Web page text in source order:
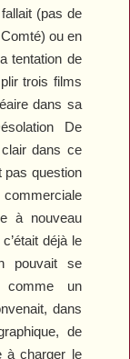
(pas de
ou en
tentation de
trois films
dans sa
De
dans ce
pas question
à nouveau
déjà le
pouvait se
comme un
dans
de
à charger le